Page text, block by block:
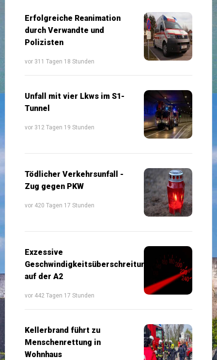
Erfolgreiche Reanimation
durch Verwandte und
Polizisten
vor 311 Tagen 18 Stunden
Unfall mit vier Lkws im S1-
Tunnel
vor 312 Tagen 19 Stunden
Tödlicher Verkehrsunfall -
Zug gegen PKW
vor 420 Tagen 17 Stunden
Exzessive
Geschwindigkeitsüberschreitung
auf der A2
vor 442 Tagen 17 Stunden
Kellerbrand führt zu
Menschenrettung in
Wohnhaus